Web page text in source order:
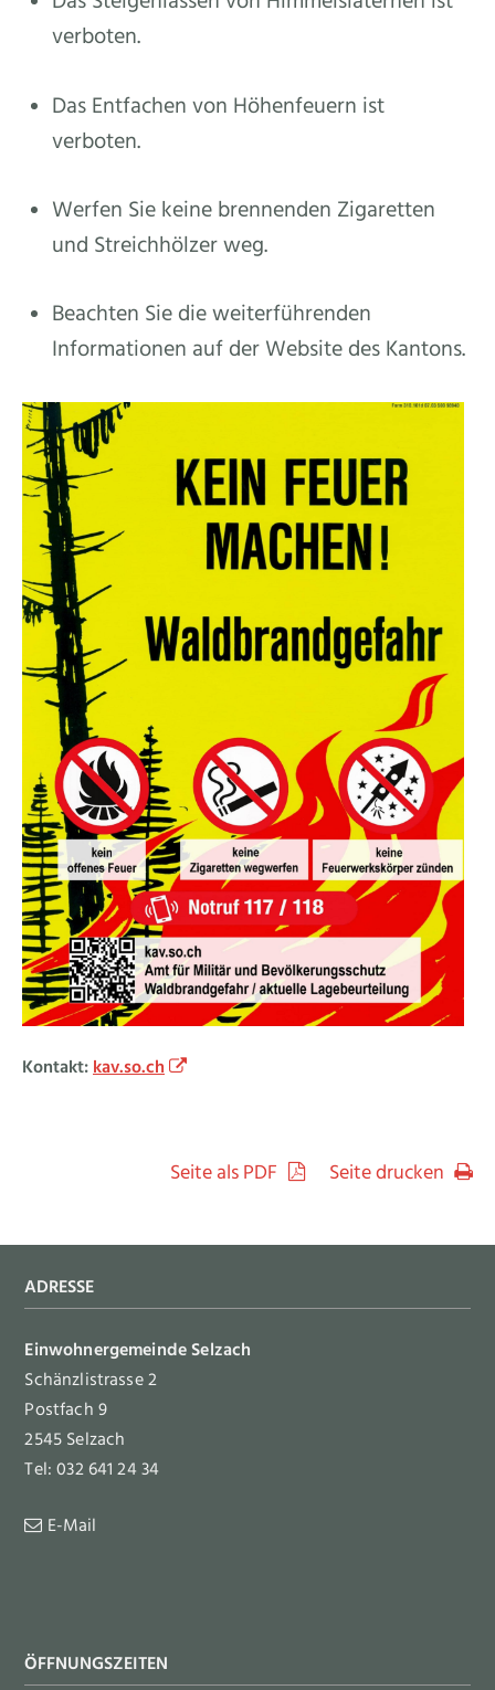
verboten.
Das Entfachen von Höhenfeuern ist
verboten.
Werfen Sie keine brennenden Zigaretten
und Streichhölzer weg.
Beachten Sie die weiterführenden
Informationen auf der Website des Kantons.
Kontakt:kav.so.ch
Seite als PDF Seite drucken
Footer
ADRESSE
Einwohnergemeinde Selzach
Schänzlistrasse 2
Postfach 9
2545 Selzach
Tel: 032 641 24 34
E-Mail
ÖFFNUNGSZEITEN